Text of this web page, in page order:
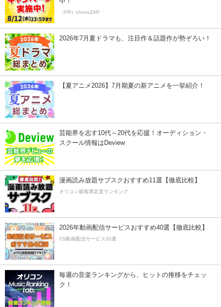
（PR）chocoZAP
2026年7月夏ドラマも、注目作＆話題作が勢ぞろい！
【夏アニメ2026】7月期夏の新アニメを一挙紹介！
芸能界を志す10代～20代を応援！オーディション・
スクール情報はDeview
漫画読み放題サブスクおすすめ11選【徹底比較】
オリコン顧客満足度ランキング
2026年動画配信サービスおすすめ40選【徹底比較】
CS動画配信サービス20選
毎週の音楽ランキングから、ヒットの推移をチェッ
ク！